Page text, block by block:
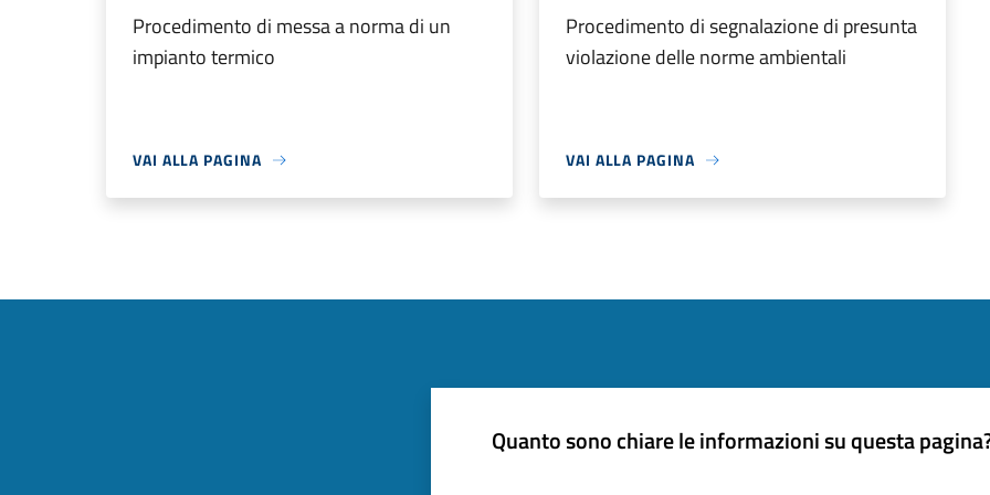
Procedimento di messa a norma di un
impianto termico
VAI ALLA PAGINA
Procedimento di segnalazione di presunta
violazione delle norme ambientali
VAI ALLA PAGINA
Quanto sono chiare le informazioni su questa